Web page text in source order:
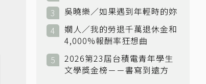
吳曉樂／如果遇到年輕時的妳
嫺人／我的勞退千萬退休金和
4,000%報酬率狂想曲
2026第23屆台積電青年學生
文學獎金榜－－書寫到遠方